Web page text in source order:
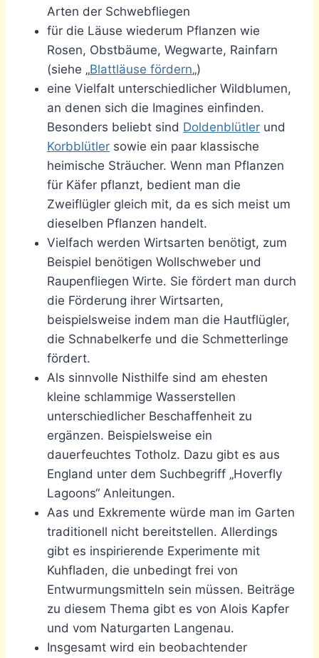
Arten der Schwebfliegen
für die Läuse wiederum Pflanzen wie
Rosen, Obstbäume, Wegwarte, Rainfarn
(siehe „Blattläuse fördern„)
eine Vielfalt unterschiedlicher Wildblumen,
an denen sich die Imagines einfinden.
Besonders beliebt sind Doldenblütler und
Korbblütler sowie ein paar klassische
heimische Sträucher. Wenn man Pflanzen
für Käfer pflanzt, bedient man die
Zweiflügler gleich mit, da es sich meist um
dieselben Pflanzen handelt.
Vielfach werden Wirtsarten benötigt, zum
Beispiel benötigen Wollschweber und
Raupenfliegen Wirte. Sie fördert man durch
die Förderung ihrer Wirtsarten,
beispielsweise indem man die Hautflügler,
die Schnabelkerfe und die Schmetterlinge
fördert.
Als sinnvolle Nisthilfe sind am ehesten
kleine schlammige Wasserstellen
unterschiedlicher Beschaffenheit zu
ergänzen. Beispielsweise ein
dauerfeuchtes Totholz. Dazu gibt es aus
England unter dem Suchbegriff „Hoverfly
Lagoons“ Anleitungen.
Aas und Exkremente würde man im Garten
traditionell nicht bereitstellen. Allerdings
gibt es inspirierende Experimente mit
Kuhfladen, die unbedingt frei von
Entwurmungsmitteln sein müssen. Beiträge
zu diesem Thema gibt es von Alois Kapfer
und vom Naturgarten Langenau.
Insgesamt wird ein beobachtender